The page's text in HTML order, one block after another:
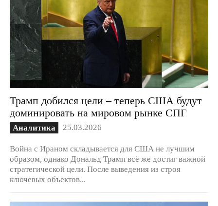
Трамп добился цели – теперь США будут
доминировать на мировом рынке СПГ
Аналитика 25.03.2026
Война с Ираном складывается для США не лучшим
образом, однако Дональд Трамп всё же достиг важной
стратегической цели. После выведения из строя
ключевых объектов...